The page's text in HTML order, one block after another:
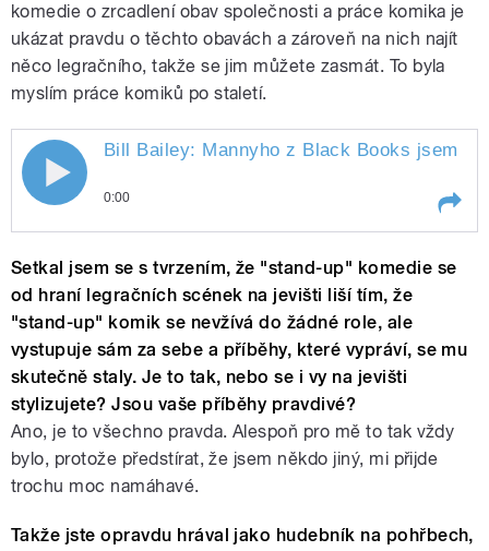
komedie o zrcadlení obav společnosti a práce komika je
ukázat pravdu o těchto obavách a zároveň na nich najít
něco legračního, takže se jim můžete zasmát. To byla
myslím práce komiků po staletí.
pause
Bill Bailey: Mannyho z Black Books jsem
0:00
Books jsem nehrál
scénáře
Setkal jsem se s tvrzením, že "stand-up" komedie se
od hraní legračních scének na jevišti liší tím, že
"stand-up" komik se nevžívá do žádné role, ale
vystupuje sám za sebe a příběhy, které vypráví, se mu
skutečně staly. Je to tak, nebo se i vy na jevišti
stylizujete? Jsou vaše příběhy pravdivé?
Ano, je to všechno pravda. Alespoň pro mě to tak vždy
bylo, protože předstírat, že jsem někdo jiný, mi přijde
trochu moc namáhavé.
Takže jste opravdu hrával jako hudebník na pohřbech,